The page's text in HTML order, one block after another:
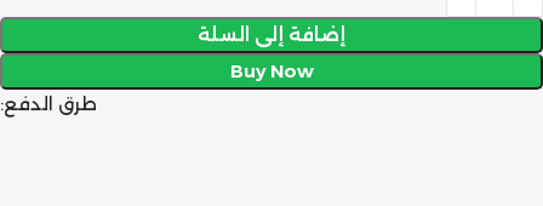
إضافة إلى السلة
Buy Now
طرق الدفع: